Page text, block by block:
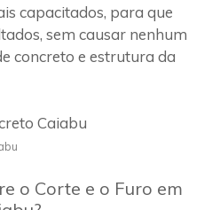
capacitados, para que
sem causar nenhum
concreto e estrutura da
o Corte e o Furo em